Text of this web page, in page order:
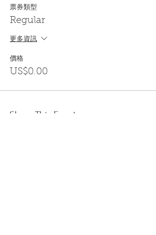
票券類型
Regular
更多資訊
價格
US$0.00
Share This Event